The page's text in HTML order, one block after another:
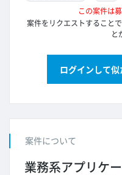
この案件は
案件をリクエストすること
と
ログインして
案件について
業務系アプリケ